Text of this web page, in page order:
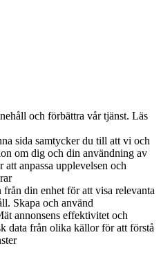
och förbättra vår tjänst. Läs
sida samtycker du till att vi och
om dig och din användning av
anpassa upplevelsen och
din enhet för att visa relevanta
Skapa och använd
annonsens effektivitet och
data från olika källor för att förstå